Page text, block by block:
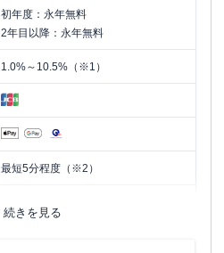
初年度：永年無料
2年目以降：永年無料
1.0%～10.5%（※1）
最短5分程度（※2）
家族カード
続きを見る